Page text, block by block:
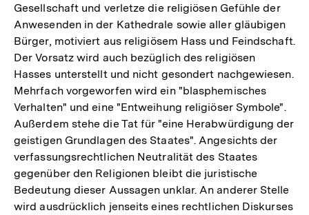
Gesellschaft und verletze die religiösen Gefühle der
Anwesenden in der Kathedrale sowie aller gläubigen
Bürger, motiviert aus religiösem Hass und Feindschaft.
Der Vorsatz wird auch bezüglich des religiösen
Hasses unterstellt und nicht gesondert nachgewiesen.
Mehrfach vorgeworfen wird ein "blasphemisches
Verhalten" und eine "Entweihung religiöser Symbole".
Außerdem stehe die Tat für "eine Herabwürdigung der
geistigen Grundlagen des Staates". Angesichts der
verfassungsrechtlichen Neutralität des Staates
gegenüber den Religionen bleibt die juristische
Bedeutung dieser Aussagen unklar. An anderer Stelle
wird ausdrücklich jenseits eines rechtlichen Diskurses